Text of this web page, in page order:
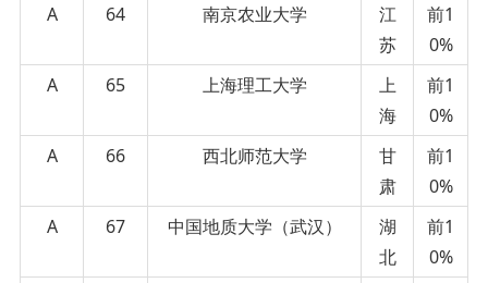
A
64 南京农业大学
江
苏
前1
0%
A
65 上海理工大学
上
海
前1
0%
A
66 西北师范大学
甘
肃
前1
0%
A
67 中国地质大学（武汉）
湖
北
前1
0%